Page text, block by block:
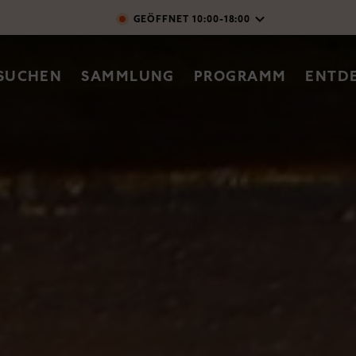
Direkt zum Inhalt
SAMMLUNG PROGRAMM
GEÖFFNET 10:00-18:00